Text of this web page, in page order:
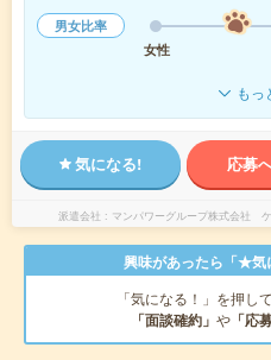
男女比率
女性
もっ
気になる! 応募
派遣会社 マンパワーグループ株式会社
興味があったら「★気
「気になる！」を押し
「面談確約」 や 「応